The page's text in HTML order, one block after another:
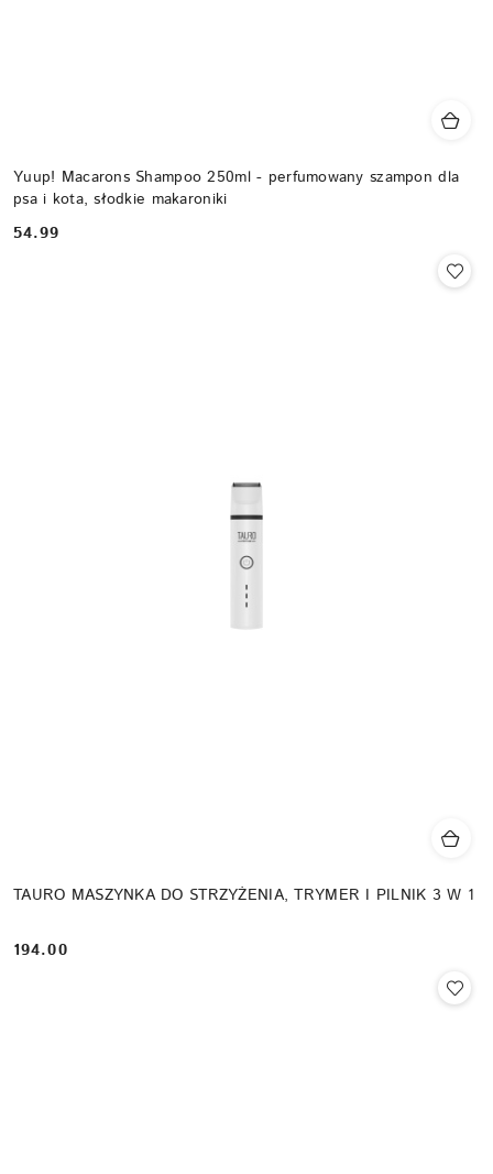
Yuup! Macarons Shampoo 250ml - perfumowany szampon dla
psa i kota, słodkie makaroniki
Cena:
54.99
TAURO MASZYNKA DO STRZYŻENIA, TRYMER I PILNIK 3 W 1
Cena:
194.00